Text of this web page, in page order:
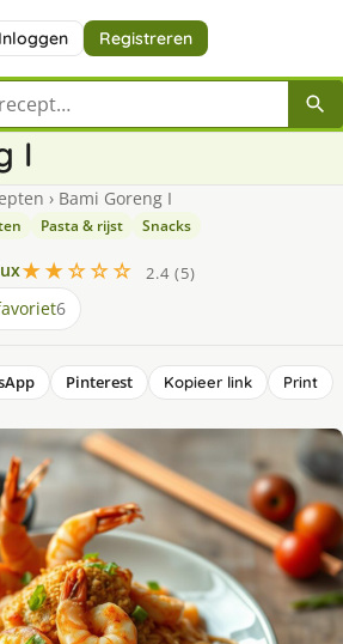
Inloggen Registreren
recept
I
› Bami Goreng I
Pasta & rijst Snacks
★★☆☆☆
2.4 (5)
6
Pinterest Kopieer link Print